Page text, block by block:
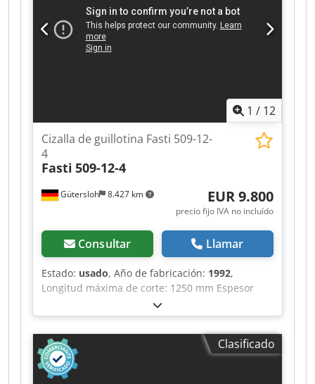
Estado: usada longitud de corte: 2000 mm
Espesor del material: 4 mm en acero Tope
trasero: eléctrico, 750 mm Potencia del motor:
5,5 KW Peso: aprox. 3300 kg
1 / 12
Gütersloh 8.427 km
Cizalla de guillotina Fasti 509-12-
4
Fasti 509-12-4
EUR 9.800
precio fijo IVA no incluído
Consultar Llamar
Estado: usado, Año de fabricación: 1992,
Longitud máxima de corte: 1250 mm Espesor
máximo de chapa: 4 mm acero Djdpfxoy Dcdtj
Aftjkr Tope trasero controlado Tope lateral y
extensiones de mesa Limitador de longitud de
corte Iluminación del borde de corte Barrera
fotoeléctrica para la protección de la zona
trasera Cuchillas afiladas Peso aprox. 2800 kg
Clasificado